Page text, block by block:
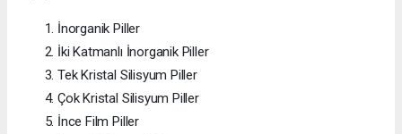
İnorganik Piller
İki Katmanlı İnorganik Piller
Tek Kristal Silisyum Piller
Çok Kristal Silisyum Piller
İnce Film Piller